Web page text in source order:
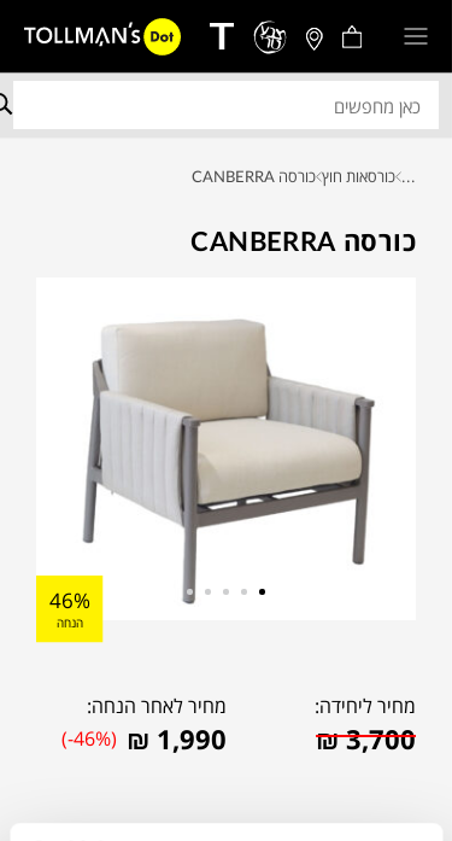
... כורסאות חוץ כורסה CANBERRA
כורסה CANBERRA
46%
הנחה
מחיר ליחידה:
₪3,700
מחיר לאחר הנחה:
₪ 1,990
(-46%)